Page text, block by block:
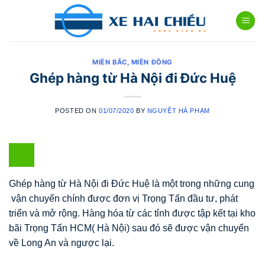
MIỀN BẮC, MIỀN ĐÔNG
Ghép hàng từ Hà Nội đi Đức Huệ
POSTED ON 01/07/2020 BY NGUYỆT HÀ PHẠM
Ghép hàng từ Hà Nội đi Đức Huệ là một trong những cung
vận chuyển chính được đơn vị Trọng Tấn đầu tư, phát
triển và mở rộng. Hàng hóa từ các tỉnh được tập kết tại kho
bãi Trọng Tấn HCM( Hà Nội) sau đó sẽ được vận chuyển
về Long An và ngược lại.